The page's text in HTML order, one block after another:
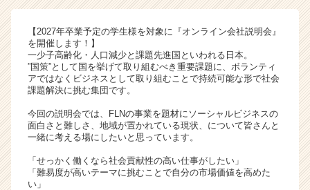
業
ら
ス
カ
ト
が
く
就
【2027年卒業予定の学生様を対象に『オンライン会社説明会』
を開催します！】
一少子高齢化・人口減少と課題先進国といわれる日本。
”国策”として国を挙げて取り組むべき重要課題に、ボランティ
アではなくビジネスとして取り組むことで持続可能な形で社会
課題解決に挑む集団です。
今回の説明会では、FLNの事業を題材にソーシャルビジネスの
面白さと難しさ、地域が置かれている現状、について皆さんと
一緒に考える場にしたいと思っています。
「せっかく働くなら社会貢献性の高い仕事がしたい」
「難易度が高いテーマに挑むことで自分の市場価値を高めた
い」